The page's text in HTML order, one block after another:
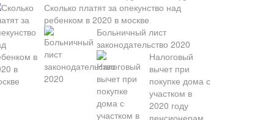
Сколько платят за опекунство над
ребенком в 2020 в москве
Больничный лист
законодательство 2020
Налоговый
вычет при
покупке дома с
участком в
2020 году
пенсионерам